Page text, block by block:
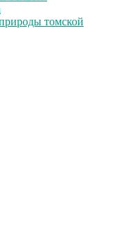
томской